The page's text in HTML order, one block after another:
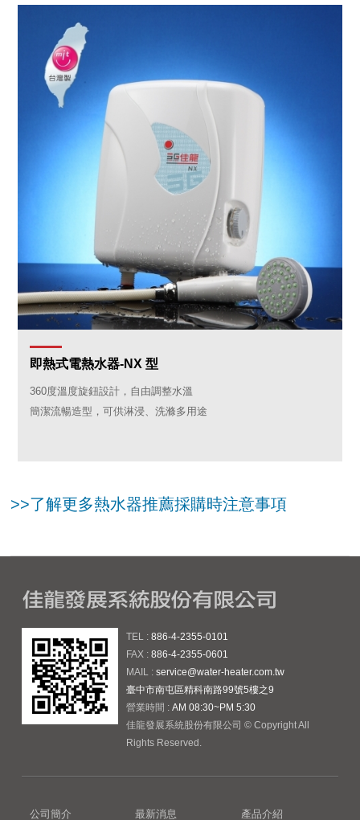
即熱式電熱水器-NX 型
360度溫度旋鈕設計，自由調整水溫
簡潔流暢造型，可供淋浸、洗滌多用途
>>了解更多熱水器推薦採購時注意事項
TEL :886-4-2355-0101
FAX :886-4-2355-0601
MAIL :service@water-heater.com.tw
臺中市南屯區精科南路99號5樓之9
營業時間 :AM 08:30~PM 5:30
佳龍發展系統股份有限公司 © Copyright All
Rights Reserved.
公司簡介 最新消息 產品介紹